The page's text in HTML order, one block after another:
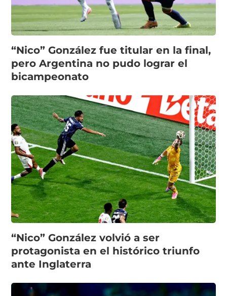
“Nico” González fue titular en la final,
pero Argentina no pudo lograr el
bicampeonato
“Nico” González volvió a ser
protagonista en el histórico triunfo
ante Inglaterra